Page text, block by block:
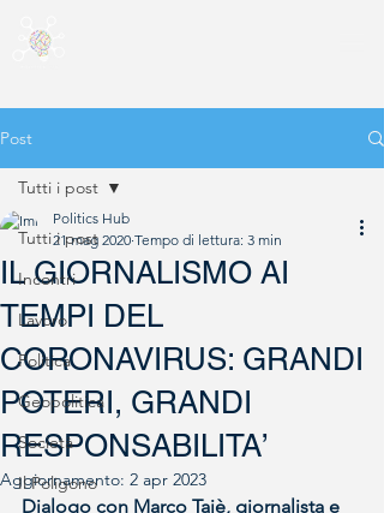
Post
Tutti i post
Incontri
Lavoro
Politica
Geopolitica
Società
Il Poligono
Tutti i post
IL GIORNALISMO AI
TEMPI DEL
CORONAVIRUS: GRANDI
POTERI, GRANDI
RESPONSABILITA’
Politics Hub
21 mag 2020 Tempo di lettura: 3 min
Aggiornamento: 2 apr 2023
Dialogo con Marco Tajè, giornalista e